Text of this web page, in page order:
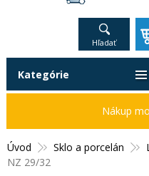
Hľadať
Úvod Sklo a porcelán
NZ 29/32
Kategórie
Nákup